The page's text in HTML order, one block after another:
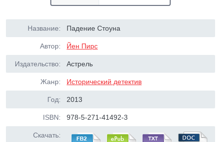
Название: Падение Стоуна
Автор: Йен Пирс
Издательство: Астрель
Жанр: Исторический детектив
Год: 2013
ISBN: 978-5-271-41492-3
Скачать: